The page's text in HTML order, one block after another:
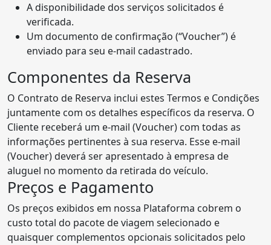
A disponibilidade dos serviços solicitados é
verificada.
Um documento de confirmação (“Voucher”) é
enviado para seu e-mail cadastrado.
Componentes da Reserva
O Contrato de Reserva inclui estes Termos e Condições
juntamente com os detalhes específicos da reserva. O
Cliente receberá um e-mail (Voucher) com todas as
informações pertinentes à sua reserva. Esse e-mail
(Voucher) deverá ser apresentado à empresa de
aluguel no momento da retirada do veículo.
Preços e Pagamento
Os preços exibidos em nossa Plataforma cobrem o
custo total do pacote de viagem selecionado e
quaisquer complementos opcionais solicitados pelo